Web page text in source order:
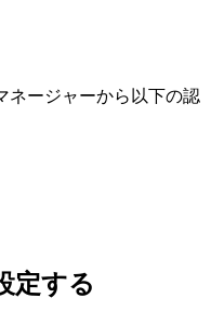
ネージャーから以下の認
定する